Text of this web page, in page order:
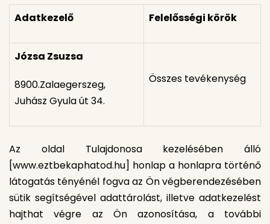
Adatkezelő Felelősségi körök
Józsa Zsuzsa
8900.Zalaegerszeg,
Juhász Gyula út 34.
Összes tevékenység
Az oldal Tulajdonosa kezelésében álló
[www.eztbekaphatod.hu] honlap a honlapra történő
látogatás tényénél fogva az Ön végberendezésében
sütik segítségével adattárolást, illetve adatkezelést
hajthat végre az Ön azonosítása, a további